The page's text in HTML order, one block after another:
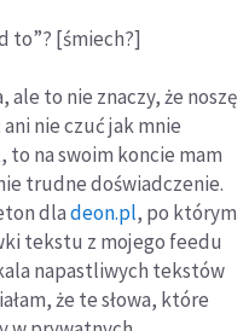
to”? [śmiech?]
ale to nie znaczy, że noszę
nie czuć jak mnie
to na swoim koncie mam
trudne doświadczenie.
dladeon.pl, po którym
tekstu z mojego feedu
napastliwych tekstów
że te słowa, które